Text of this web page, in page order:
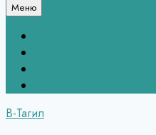
Меню
В-Тагил